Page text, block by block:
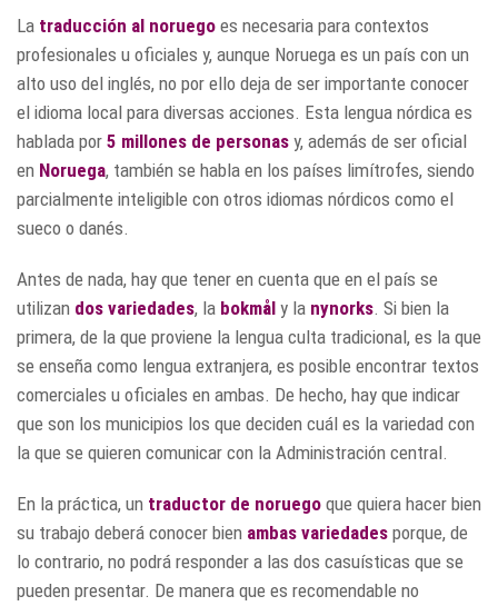
La traducción al noruego es necesaria para contextos
profesionales u oficiales y, aunque Noruega es un país con un
alto uso del inglés, no por ello deja de ser importante conocer
el idioma local para diversas acciones. Esta lengua nórdica es
hablada por 5 millones de personas y, además de ser oficial
en Noruega, también se habla en los países limítrofes, siendo
parcialmente inteligible con otros idiomas nórdicos como el
sueco o danés.
Antes de nada, hay que tener en cuenta que en el país se
utilizan dos variedades, la bokmål y la nynorks. Si bien la
primera, de la que proviene la lengua culta tradicional, es la que
se enseña como lengua extranjera, es posible encontrar textos
comerciales u oficiales en ambas.​ De hecho, hay que indicar
que son los municipios los que deciden cuál es la variedad con
la que se quieren comunicar con la Administración central.
En la práctica, un traductor de noruego que quiera hacer bien
su trabajo deberá conocer bien ambas variedades porque, de
lo contrario, no podrá responder a las dos casuísticas que se
pueden presentar. De manera que es recomendable no